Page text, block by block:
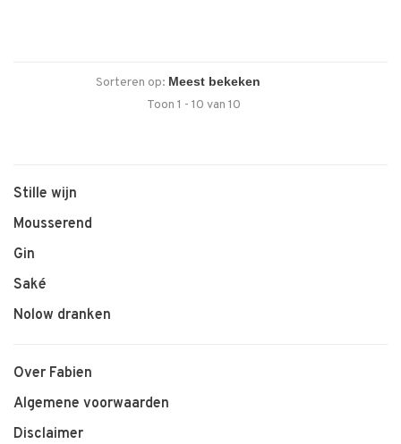
Sorteren op:
Toon 1 - 10 van 10
Stille wijn
Mousserend
Gin
Saké
Nolow dranken
Over Fabien
Algemene voorwaarden
Disclaimer